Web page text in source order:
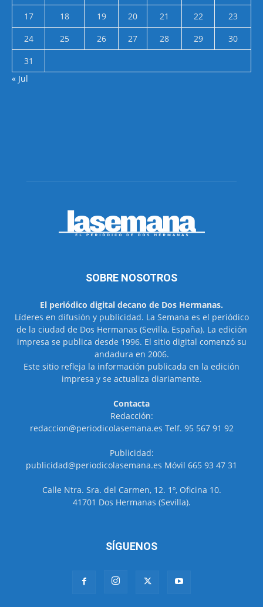
17
18 19 20 21 22
23
24
25 26 27 28 29
30
31
« Jul
SOBRE NOSOTROS
El periódico digital decano de Dos Hermanas.
Líderes en difusión y publicidad. La Semana es el periódico
de la ciudad de Dos Hermanas (Sevilla, España). La edición
impresa se publica desde 1996. El sitio digital comenzó su
andadura en 2006.
Este sitio refleja la información publicada en la edición
impresa y se actualiza diariamente.
Contacta
Redacción:
redaccion@periodicolasemana.es Telf. 95 567 91 92
Publicidad:
publicidad@periodicolasemana.es Móvil 665 93 47 31
Calle Ntra. Sra. del Carmen, 12. 1º, Oficina 10.
41701 Dos Hermanas (Sevilla).
SÍGUENOS